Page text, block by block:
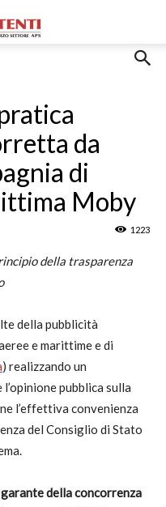
da
di
Moby
1223
della trasparenza
della pubblicità
e marittime e di
) realizzando un
pubblica sulla
l’effettiva convenienza
del Consiglio di Stato
della concorrenza